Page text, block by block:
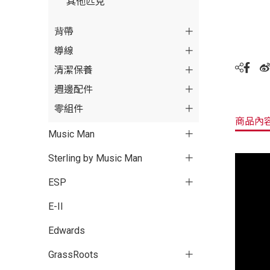
背帶
導線
清潔保養
週邊配件
零組件
Music Man
Sterling by Music Man
ESP
E-II
Edwards
GrassRoots
商品內